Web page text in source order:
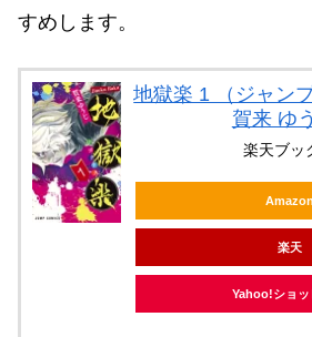
すめします。
地獄楽 1 （ジャン
賀来 ゆ
楽天ブッ
Amazon
楽天
Yahoo!ショッ